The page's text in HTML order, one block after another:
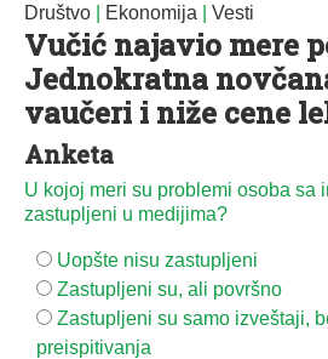
Društvo Ekonomija Vesti
Vučić najavio mere
Jednokratna
vaučeri i niže cene
Anketa
U kojoj meri su problemi osoba sa
zastupljeni u medijima?
Uopšte nisu zastupljeni
Zastupljeni su, ali površno
Zastupljeni su samo izveštaji,
preispitivanja